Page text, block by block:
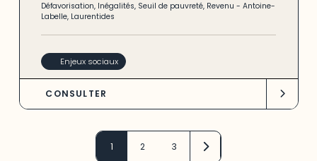
Défavorisation, Inégalités, Seuil de pauvreté, Revenu -Antoine-
Labelle, Laurentides
Enjeux sociaux
CONSULTER
1 2 3